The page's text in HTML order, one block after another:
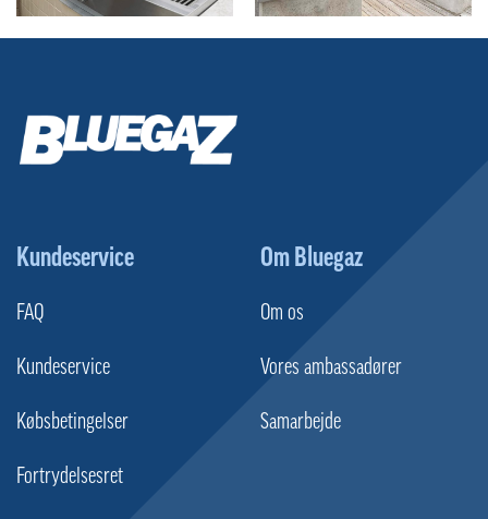
Kundeservice
FAQ
Kundeservice
Købsbetingelser
Fortrydelsesret
Om Bluegaz
Om os
Vores ambassadører
Samarbejde